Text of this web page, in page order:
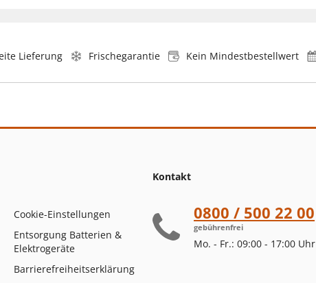
Lieferung Frischegarantie Kein Mindestbestellwert
Cookie-Einstellungen
Entsorgung Batterien &
Elektrogeräte
Barrierefreiheitserklärung
Kontakt
0800 / 500 22 00
gebührenfrei
Mo. - Fr.: 09:00 - 17:00 Uhr